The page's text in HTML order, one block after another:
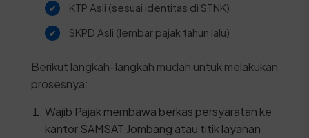
KTP Asli (sesuai identitas di STNK)
SKPD Asli (lembar pajak tahun lalu)
Berikut langkah-langkah mudah untuk melakukan
prosesnya:
Wajib Pajak membawa berkas persyaratan ke
kantor SAMSAT Jombang atau titik layanan